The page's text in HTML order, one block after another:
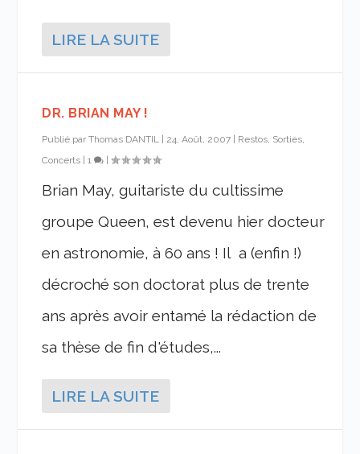
LIRE LA SUITE
DR. BRIAN MAY !
Publié parThomas DANTIL 24, Août, 2007
Restos, Sorties,
Concerts |1 |
Brian May, guitariste du cultissime
groupe Queen, est devenu hier docteur
en astronomie, à 60 ans ! Il a (enfin !)
décroché son doctorat plus de trente
ans après avoir entamé la rédaction de
sa thèse de fin d'études,...
LIRE LA SUITE